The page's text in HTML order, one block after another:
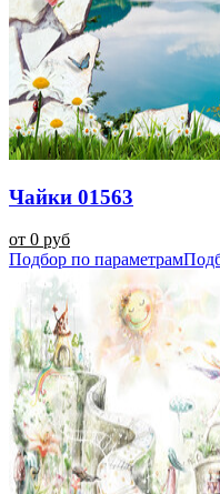
Чайки 01563
от 0 руб
Подбор по параметрам